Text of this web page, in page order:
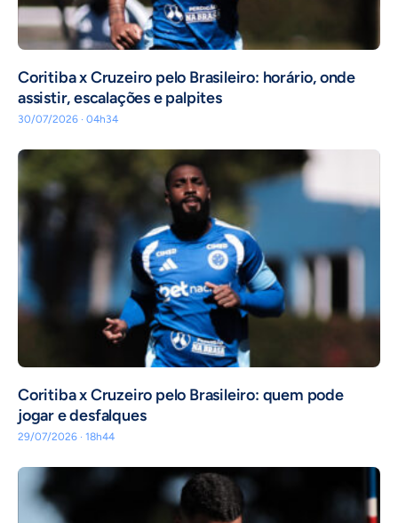
Coritiba x Cruzeiro pelo Brasileiro: horário, onde
assistir, escalações e palpites
30/07/2026 · 04h34
Coritiba x Cruzeiro pelo Brasileiro: quem pode
jogar e desfalques
29/07/2026 · 18h44